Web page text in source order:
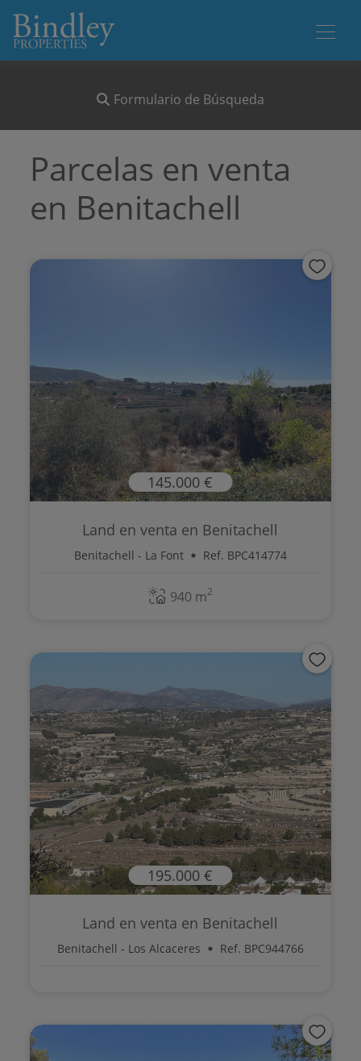
Formulario de Búsqueda
Parcelas en venta
en Benitachell
145.000 €
Land en venta en Benitachell
Benitachell - La Font Ref. BPC414774
940 m2
195.000 €
Land en venta en Benitachell
Benitachell - Los Alcaceres Ref. BPC944766